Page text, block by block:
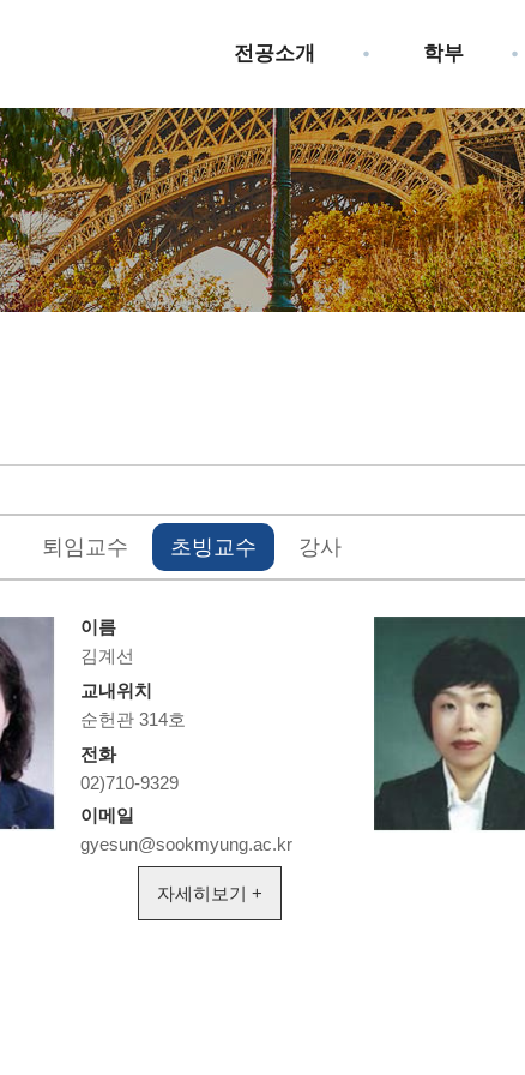
전공소개 학부
퇴임교수 초빙교수 강사
이름
김계선
교내위치
순헌관 314호
전화
02)710-9329
이메일
gyesun@sookmyung.ac.kr
자세히보기 +